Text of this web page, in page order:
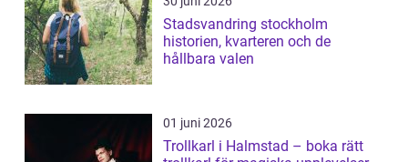
Stadsvandring stockholm
historien, kvarteren och de
hållbara valen
01 juni 2026
Trollkarl i Halmstad – boka rätt